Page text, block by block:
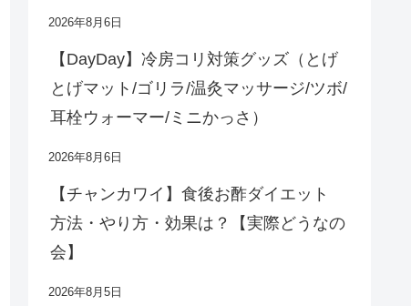
2026年8月6日
【DayDay】冷房コリ対策グッズ（とげ
とげマット/ゴリラ/温灸マッサージ/ツボ/
耳栓ウォーマー/ミニかっさ）
2026年8月6日
【チャンカワイ】食後お酢ダイエット
方法・やり方・効果は？【実際どうなの
会】
2026年8月5日